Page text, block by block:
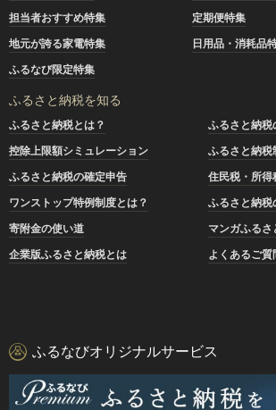
担当者おすすめ特集
定期便特集
地元が誇る家電特集
日用品・消耗品
ふるなび限定特集
ふるさと納税を知る
ふるさと納税とは？
ふるさと納税
控除上限額シミュレーション
ふるさと納税
ふるさと納税の確定申告
住民税・所得
ワンストップ特例制度とは？
ふるさと納税
寄附金の使い道
マンガふるさ
企業版ふるさと納税とは
よくあるご
ふるなびオリジナルサービス